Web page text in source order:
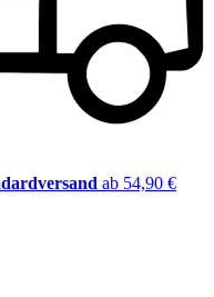
ab 54,90 €